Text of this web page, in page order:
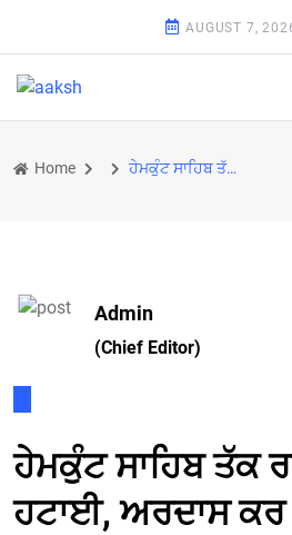
AUGUST 7,
Home ਹੇਮਕੁੰਟ ਸਾਹਿਬ ਤੱਕ ਰਸਤੇ ਤੋਂ ਬਰਫ਼ ਹਟਾਈ, ਅਰਦਾਸ ਕਰ ਕੇ ਮੁੱਖ ਗੇਟ ਖੋਲ੍ਹਿਆ, ਇਸ ਤਰੀਕ ਤੋਂ ਸ਼ੁਰੂ ਹੋ ਰਹੀ ਹੈ ਯਾਤਰਾ
Admin
(Chief Editor)
ਹੇਮਕੁੰਟ ਸਾਹਿਬ ਤੱਕ
ਹਟਾਈ, ਅਰਦਾਸ